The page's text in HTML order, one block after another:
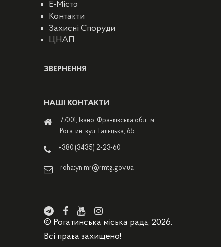
E-Місто
Контакти
Захисні Споруди
ЦНАП
ЗВЕРНЕННЯ
НАШІ КОНТАКТИ
77001, Івано-Франківська обл., м.
Рогатин, вул. Галицька, 65
+380 (3435) 2-23-60
rohatyn.mr@rmtg.gov.ua
© Рогатинська міська рада, 2026.
Всі права захищено!